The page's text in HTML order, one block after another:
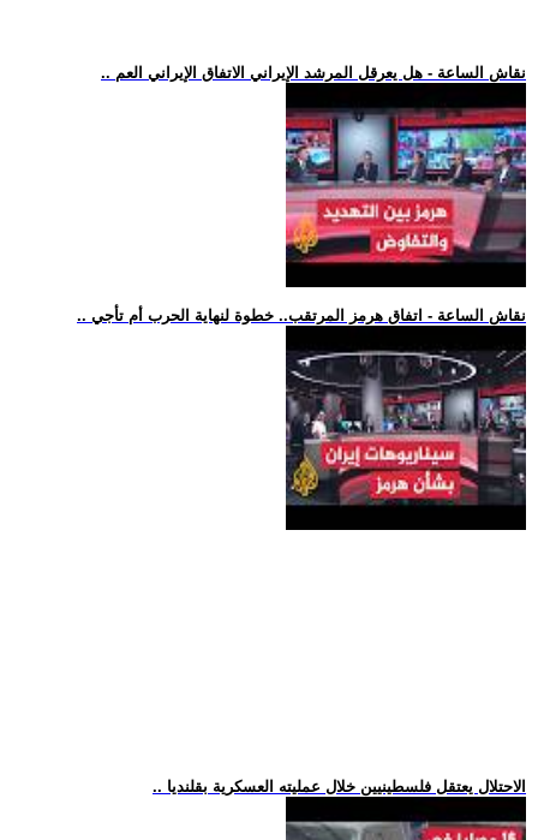
.. نقاش الساعة - هل يعرقل المرشد الإيراني الاتفاق الإيراني العم
.. نقاش الساعة - اتفاق هرمز المرتقب.. خطوة لنهاية الحرب أم تأجي
.. الاحتلال يعتقل فلسطينيين خلال عمليته العسكرية بقلنديا